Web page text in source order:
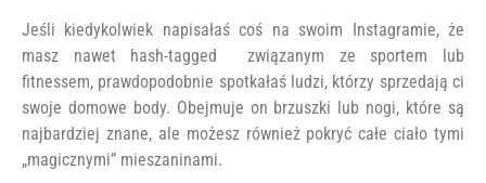
Jeśli kiedykolwiek napisałaś coś na swoim Instagramie, że
masz nawet hash-tagged związanym ze sportem lub
fitnessem, prawdopodobnie spotkałaś ludzi, którzy sprzedają ci
swoje domowe body. Obejmuje on brzuszki lub nogi, które są
najbardziej znane, ale możesz również pokryć całe ciało tymi
„magicznymi” mieszaninami.